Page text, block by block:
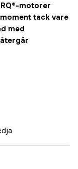
motorer
tack vare
med